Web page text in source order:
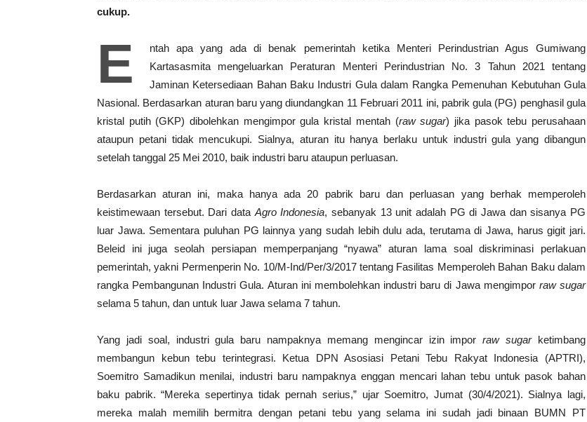
cukup.
E
ntah apa yang ada di benak pemerintah ketika Menteri Perindustrian Agus Gumiwang
Kartasasmita mengeluarkan Peraturan Menteri Perindustrian No. 3 Tahun 2021 tentang
Jaminan Ketersediaan Bahan Baku Industri Gula dalam Rangka Pemenuhan Kebutuhan Gula
Nasional. Berdasarkan aturan baru yang diundangkan 11 Februari 2011 ini, pabrik gula (PG) penghasil gula
kristal putih (GKP) dibolehkan mengimpor gula kristal mentah (raw sugar) jika pasok tebu perusahaan
ataupun petani tidak mencukupi. Sialnya, aturan itu hanya berlaku untuk industri gula yang dibangun
setelah tanggal 25 Mei 2010, baik industri baru ataupun perluasan.
Berdasarkan aturan ini, maka hanya ada 20 pabrik baru dan perluasan yang berhak memperoleh
keistimewaan tersebut. Dari data Agro Indonesia, sebanyak 13 unit adalah PG di Jawa dan sisanya PG
luar Jawa. Sementara puluhan PG lainnya yang sudah lebih dulu ada, terutama di Jawa, harus gigit jari.
Beleid ini juga seolah persiapan memperpanjang “nyawa” aturan lama soal diskriminasi perlakuan
pemerintah, yakni Permenperin No. 10/M-Ind/Per/3/2017 tentang Fasilitas Memperoleh Bahan Baku dalam
rangka Pembangunan Industri Gula. Aturan ini membolehkan industri baru di Jawa mengimpor raw sugar
selama 5 tahun, dan untuk luar Jawa selama 7 tahun.
Yang jadi soal, industri gula baru nampaknya memang mengincar izin imporraw sugarketimbang
membangun kebun tebu terintegrasi. Ketua DPN Asosiasi Petani Tebu Rakyat Indonesia (APTRI),
Soemitro Samadikun menilai, industri baru nampaknya enggan mencari lahan tebu untuk pasok bahan
baku pabrik. “Mereka sepertinya tidak pernah serius,” ujar Soemitro, Jumat (30/4/2021). Sialnya lagi,
mereka malah memilih bermitra dengan petani tebu yang selama ini sudah jadi binaan BUMN PT